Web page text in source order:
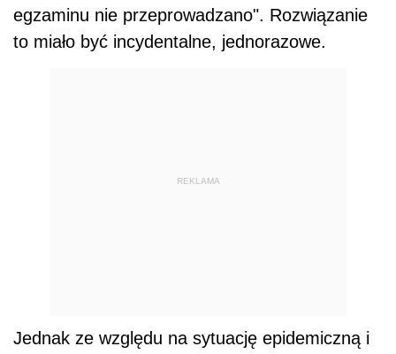
egzaminu nie przeprowadzano". Rozwiązanie
to miało być incydentalne, jednorazowe.
REKLAMA
Jednak ze względu na sytuację epidemiczną i